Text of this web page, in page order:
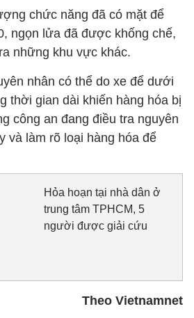
chức năng đã có mặt để
ngọn lửa đã được khống chế,
những khu vực khác.
nhân có thể do xe để dưới
thời gian dài khiến hàng hóa bị
công an đang điều tra nguyên
và làm rõ loại hàng hóa để
Hỏa hoạn tại nhà dân ở
trung tâm TPHCM, 5
người được giải cứu
Theo Vietnamnet